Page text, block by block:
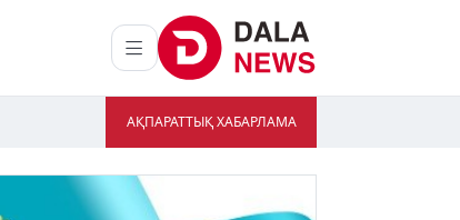
АҚПАРАТТЫҚ ХАБАРЛАМА